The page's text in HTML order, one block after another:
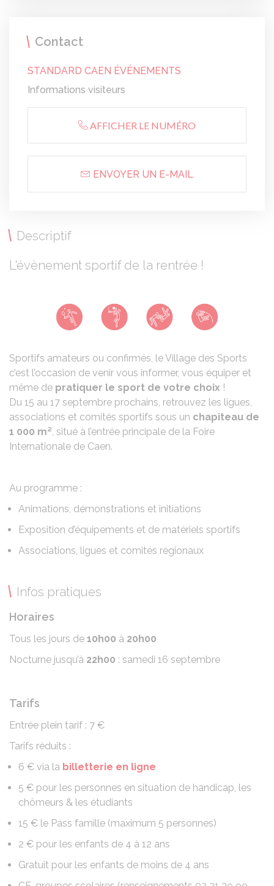
Contact
STANDARD CAEN ÉVÉNEMENTS
Informations visiteurs
AFFICHER LE NUMÉRO
ENVOYER UN E-MAIL
Descriptif
L'évènement sportif de la rentrée !
Sportifs amateurs ou confirmés, le Village des Sports
c’est l’occasion de venir vous informer, vous équiper et
même de pratiquer le sport de votre choix !
Du 15 au 17 septembre prochains, retrouvez les ligues,
associations et comités sportifs sous un chapiteau de
1 000 m² , situé à l’entrée principale de la Foire
Internationale de Caen.
Au programme :
Animations, démonstrations et initiations
Exposition d’équipements et de matériels sportifs
Associations, ligues et comités régionaux
Infos pratiques
Horaires
Tous les jours de 10h00 à 20h00
Nocturne jusqu’à 22h00 : samedi 16 septembre
Tarifs
Entrée plein tarif : 7 €
Tarifs réduits :
6 € via la billetterie en ligne
5 € pour les personnes en situation de handicap, les
chômeurs & les étudiants
15 € le Pass famille (maximum 5 personnes)
2 € pour les enfants de 4 à 12 ans
Gratuit pour les enfants de moins de 4 ans